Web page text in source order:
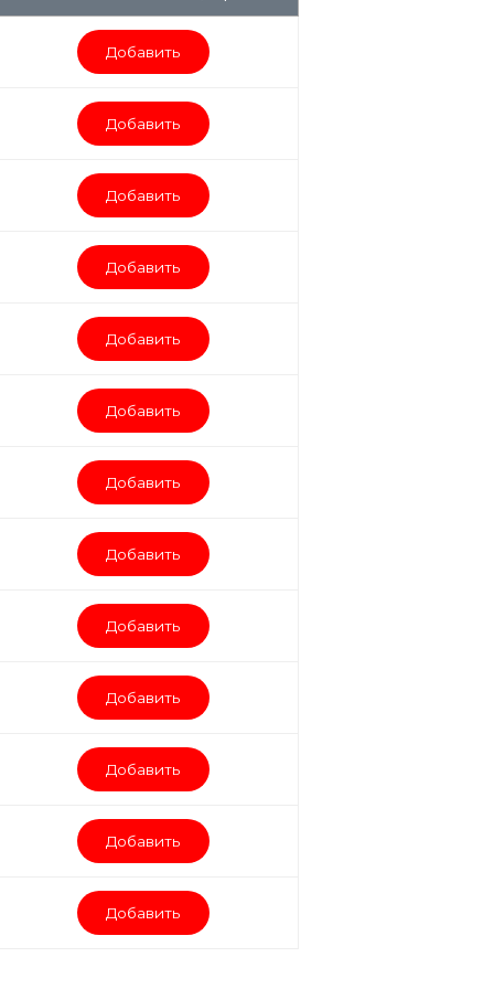
Добавить
Добавить
Добавить
Добавить
Добавить
Добавить
Добавить
Добавить
Добавить
Добавить
Добавить
Добавить
Добавить